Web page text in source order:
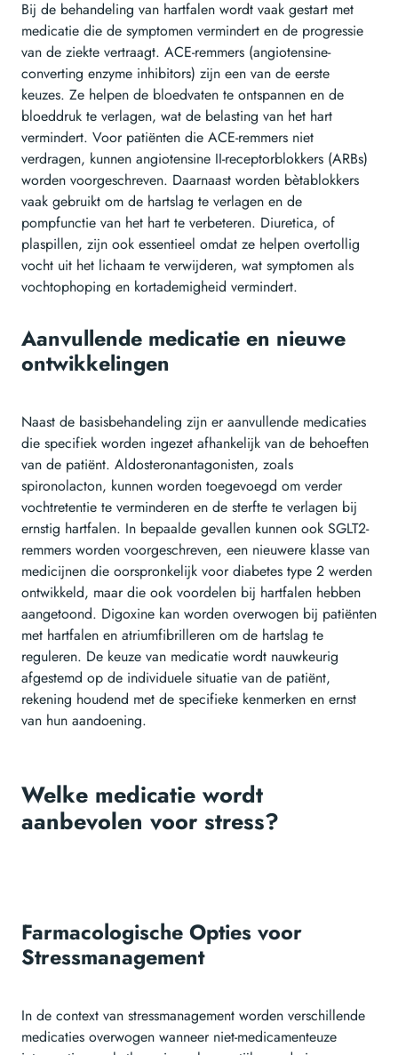
Bij de behandeling van hartfalen wordt vaak gestart met
medicatie die de symptomen vermindert en de progressie
van de ziekte vertraagt. ACE-remmers (angiotensine-
converting enzyme inhibitors) zijn een van de eerste
keuzes. Ze helpen de bloedvaten te ontspannen en de
bloeddruk te verlagen, wat de belasting van het hart
vermindert. Voor patiënten die ACE-remmers niet
verdragen, kunnen angiotensine II-receptorblokkers (ARBs)
worden voorgeschreven. Daarnaast worden bètablokkers
vaak gebruikt om de hartslag te verlagen en de
pompfunctie van het hart te verbeteren. Diuretica, of
plaspillen, zijn ook essentieel omdat ze helpen overtollig
vocht uit het lichaam te verwijderen, wat symptomen als
vochtophoping en kortademigheid vermindert.
Aanvullende medicatie en nieuwe
ontwikkelingen
Naast de basisbehandeling zijn er aanvullende medicaties
die specifiek worden ingezet afhankelijk van de behoeften
van de patiënt. Aldosteronantagonisten, zoals
spironolacton, kunnen worden toegevoegd om verder
vochtretentie te verminderen en de sterfte te verlagen bij
ernstig hartfalen. In bepaalde gevallen kunnen ook SGLT2-
remmers worden voorgeschreven, een nieuwere klasse van
medicijnen die oorspronkelijk voor diabetes type 2 werden
ontwikkeld, maar die ook voordelen bij hartfalen hebben
aangetoond. Digoxine kan worden overwogen bij patiënten
met hartfalen en atriumfibrilleren om de hartslag te
reguleren. De keuze van medicatie wordt nauwkeurig
afgestemd op de individuele situatie van de patiënt,
rekening houdend met de specifieke kenmerken en ernst
van hun aandoening.
Welke medicatie wordt
aanbevolen voor stress?
Farmacologische Opties voor
Stressmanagement
In de context van stressmanagement worden verschillende
medicaties overwogen wanneer niet-medicamenteuze